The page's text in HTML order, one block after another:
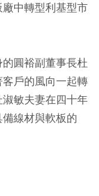
中轉型利基型市
圓裕副董事長杜
戶的風向一起轉
敏夫妻在四十年
線材與軟板的